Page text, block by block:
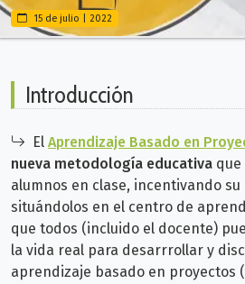
15 de julio | 2022
Introducción
El Aprendizaje Basado en
nueva metodología educativa que
alumnos en clase, incentivando
situándolos en el centro de
que todos (incluido el docente)
la vida real para desarrrollar y
aprendizaje basado en proyectos